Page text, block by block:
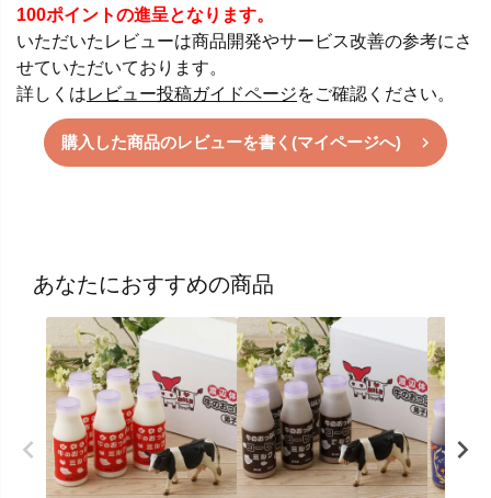
100ポイントの進呈となります。
いただいたレビューは商品開発やサービス改善の参考にさ
せていただいております。
詳しくはレビュー投稿ガイドページをご確認ください。
購入した商品のレビューを書く(マイページへ)
あなたにおすすめの商品